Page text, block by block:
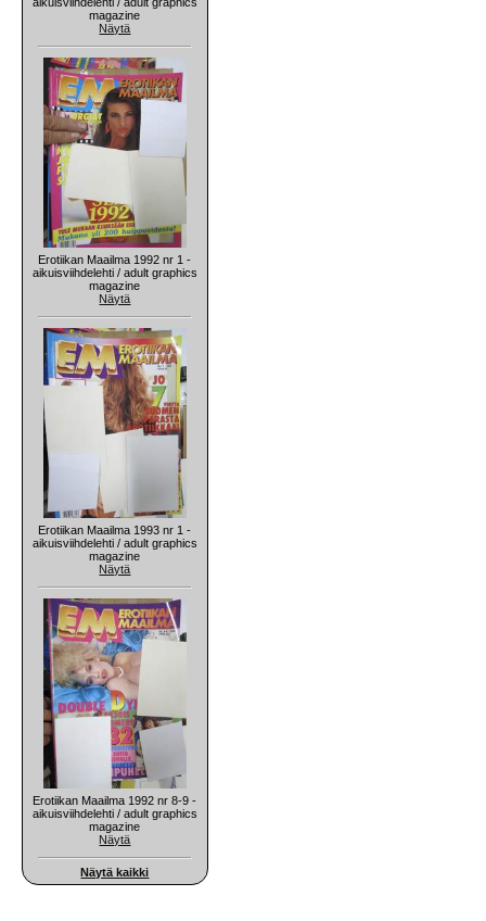
magazine
Näytä
Erotiikan Maailma 1992 nr 1 -
aikuisviihdelehti / adult graphics
magazine
Näytä
Erotiikan Maailma 1993 nr 1 -
aikuisviihdelehti / adult graphics
magazine
Näytä
Erotiikan Maailma 1992 nr 8-9 -
aikuisviihdelehti / adult graphics
magazine
Näytä
Näytä kaikki